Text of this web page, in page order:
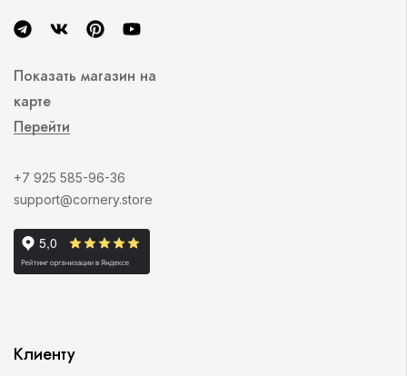
Показать магазин на
карте
Перейти
+7 925 585-96-36
support@cornery.store
Клиенту